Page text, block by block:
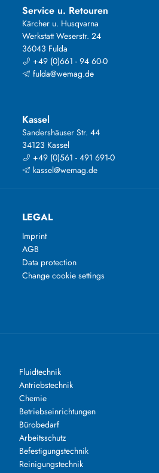
Service u. Retouren
Kärcher u. Husqvarna
Werkstatt Weserstr. 24
36043 Fulda
+49 (0)661 - 94 60-0
fulda@wemag.de
Kassel
Sandershäuser Str. 44
34123 Kassel
+49 (0)561 - 491 691-0
kassel@wemag.de
LEGAL
Imprint
AGB
Data protection
Change cookie settings
Fluidtechnik
Antriebstechnik
Chemie
Betriebseinrichtungen
Bürobedarf
Arbeitsschutz
Befestigungstechnik
Reinigungstechnik